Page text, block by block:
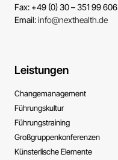
Fax: +49 (0) 30 – 351 99 606
Email:info@nexthealth.de
Leistungen
Change­management
Führungs­kultur
Führungs­training
Großgruppen­konferenzen
Künsterlische ­Elemente